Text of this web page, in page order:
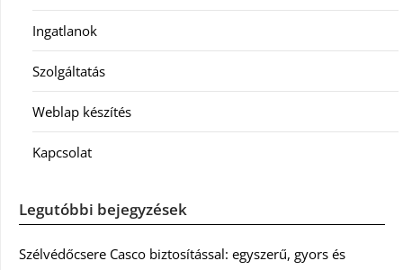
Ingatlanok
Szolgáltatás
Weblap készítés
Kapcsolat
Legutóbbi bejegyzések
Szélvédőcsere Casco biztosítással: egyszerű, gyors és